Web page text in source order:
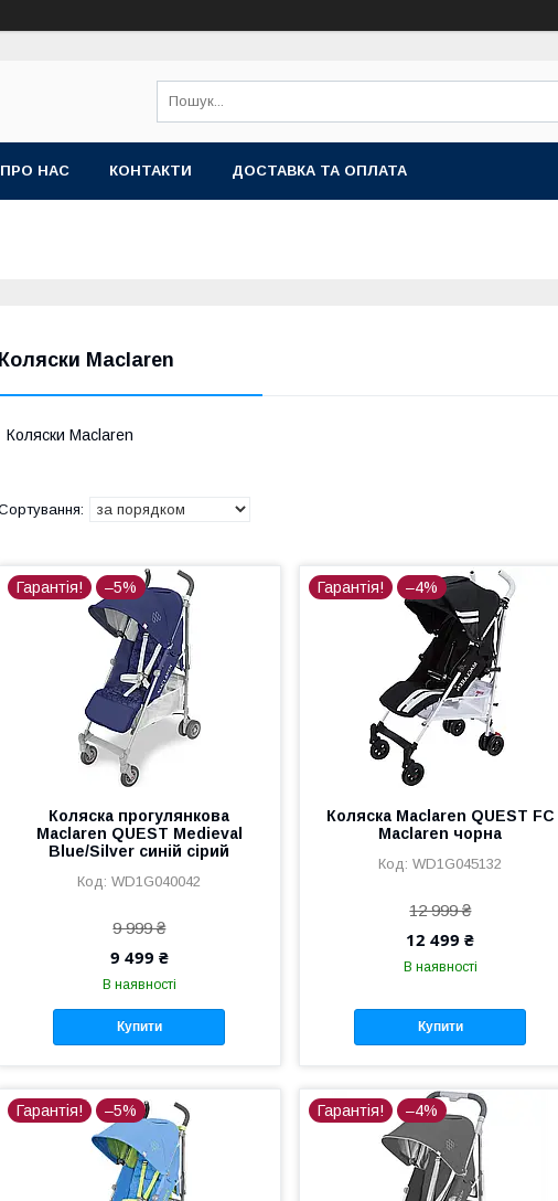
ПРО НАС КОНТАКТИ ДОСТАВКА ТА ОПЛАТА
Коляски Maclaren
Коляски Maclaren
Гарантія! –5%
Коляска прогулянкова
Maclaren QUEST Medieval
Blue/Silver синій сірий
WD1G040042
9 999 ₴
9 499 ₴
В наявності
Купити
Гарантія! –4%
Коляска Maclaren QUEST FC
Maclaren чорна
WD1G045132
12 999 ₴
12 499 ₴
В наявності
Купити
Гарантія! –5% Гарантія! –4%